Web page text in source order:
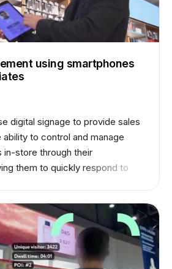
using smartphones
digital signage to provide sales
to control and manage
store through their
them to quickly respond to